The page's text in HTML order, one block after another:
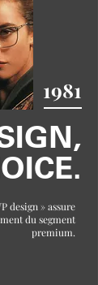
1981
design » assure
du segment
premium.